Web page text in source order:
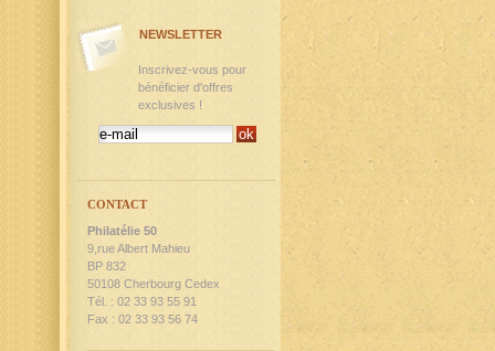
NEWSLETTER
Inscrivez-vous pour
bénéficier d'offres
exclusives !
CONTACT
Philatélie 50
9,rue Albert Mahieu
BP 832
50108 Cherbourg Cedex
Tél. : 02 33 93 55 91
Fax : 02 33 93 56 74